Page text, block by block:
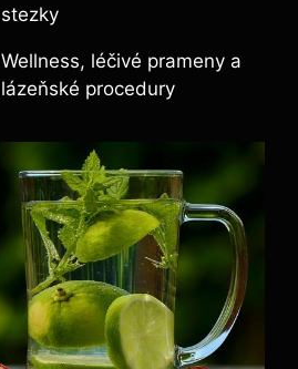
stezky
Wellness, léčivé prameny a
lázeňské procedury